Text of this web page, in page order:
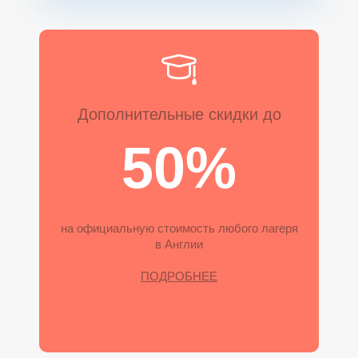
М
Дополнительные скидки до
50%
на официальную стоимость любого лагеря
в Англии
ПОДРОБНЕЕ
М
М